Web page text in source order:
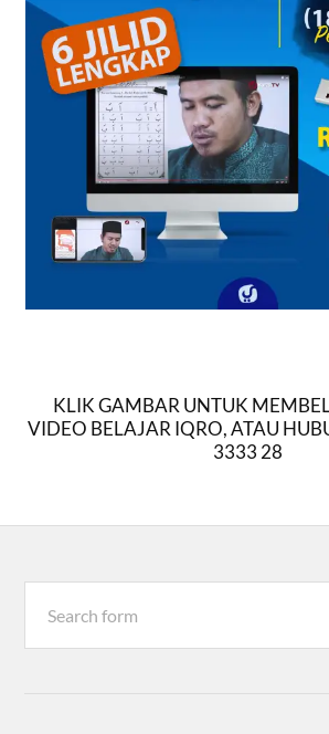
KLIK GAMBAR UNTUK
VIDEO BELAJAR IQRO, ATAU
3333 28